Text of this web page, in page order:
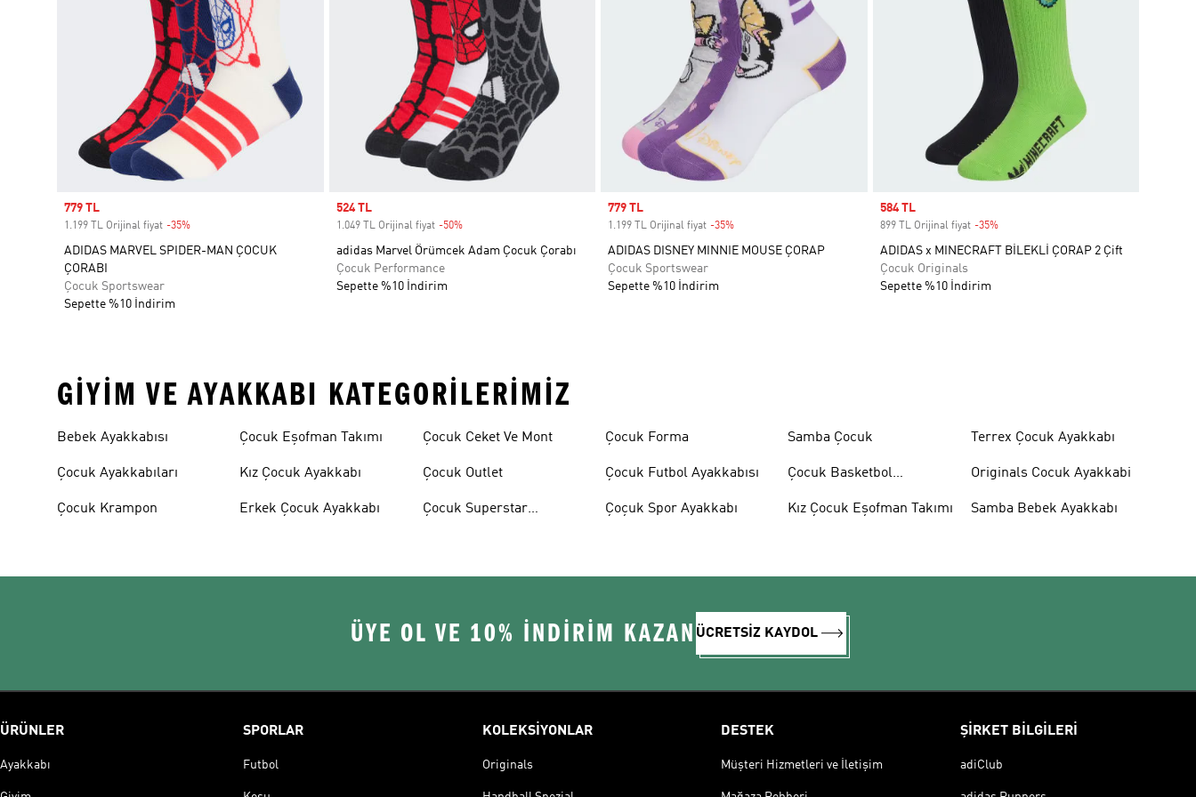
Sale price
779 TL
1.199 TL Orijinal fiyat -35%
ADIDAS MARVEL SPIDER-MAN ÇOCUK
ÇORABI
Çocuk Sportswear
Sepette %10 İndirim
Sale price
524 TL
1.049 TL Orijinal fiyat -50%Discount
adidas Marvel Örümcek Adam Çocuk Çorabı
Çocuk Performance
Sepette %10 İndirim
Sale price
779 TL
1.199 TL Orijinal fiyat -35%
ADIDAS DISNEY MINNIE MOUSE ÇORAP
Çocuk Sportswear
Sepette %10 İndirim
Sale price
584 TL
899 TL Orijinal fiyat -35%Discount
ADIDAS x MINECRAFT BİLEKLİ ÇORAP 2 Çift
Çocuk Originals
Sepette %10 İndirim
GIYIM VE AYAKKABI KATEGORILERIMIZ
Bebek Ayakkabısı
Çocuk Ayakkabıları
Çocuk Krampon
Çocuk Eşofman Takımı
Kız Çocuk Ayakkabı
Erkek Çocuk Ayakkabı
Çocuk Ceket Ve Mont
Çocuk Outlet
Çocuk Superstar
Çocuk Forma
Çocuk Futbol Ayakkabısı
Çoçuk Spor Ayakkabı
Samba Çocuk
Çocuk Basketbol
Kız Çocuk Eşofman Takımı
Terrex Çocuk Ayakkabı
Originals Cocuk Ayakkabi
Samba Bebek Ayakkabı
ÜYE OL VE 10% İNDİRİM KAZAN ÜCRETSİZ KAYDOL
ÜRÜNLER
Ayakkabı
SPORLAR
Futbol
KOLEKSİYONLAR
Originals
DESTEK
Müşteri Hizmetleri ve İletişim
ŞİRKET BİLGİLERİ
adiClub